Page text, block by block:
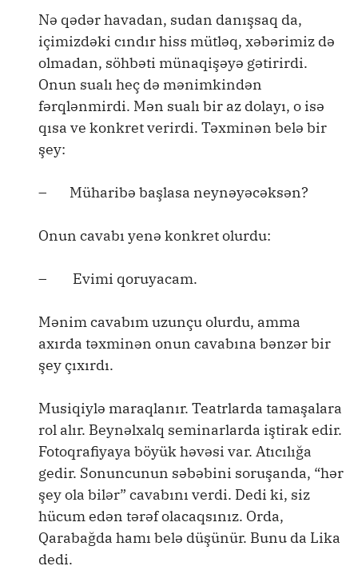
Nə qədər havadan, sudan danışsaq da,
içimizdəki cındır hiss mütləq, xəbərimiz də
olmadan, söhbəti münaqişəyə gətirirdi.
Onun sualı heç də mənimkindən
fərqlənmirdi. Mən sualı bir az dolayı, o isə
qısa ve konkret verirdi. Təxminən belə bir
şey:
– Müharibə başlasa neynəyəcəksən?
Onun cavabı yenə konkret olurdu:
– Evimi qoruyacam.
Mənim cavabım uzunçu olurdu, amma
axırda təxminən onun cavabına bənzər bir
şey çıxırdı.
Musiqiylə maraqlanır. Teatrlarda tamaşalara
rol alır. Beynəlxalq seminarlarda iştirak edir.
Fotoqrafiyaya böyük həvəsi var. Atıcılığa
gedir. Sonuncunun səbəbini soruşanda, “hər
şey ola bilər” cavabını verdi. Dedi ki, siz
hücum edən tərəf olacaqsınız. Orda,
Qarabağda hamı belə düşünür. Bunu da Lika
dedi.